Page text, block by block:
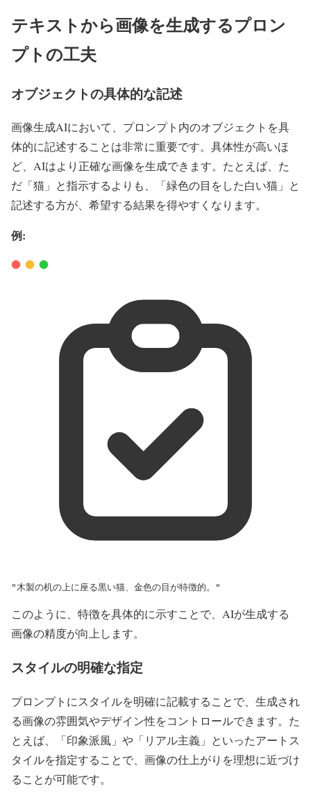
テキストから画像を生成するプロン
プトの工夫
オブジェクトの具体的な記述
画像生成AIにおいて、プロンプト内のオブジェクトを具
体的に記述することは非常に重要です。具体性が高いほ
ど、AIはより正確な画像を生成できます。たとえば、た
だ「猫」と指示するよりも、「緑色の目をした白い猫」と
記述する方が、希望する結果を得やすくなります。
例:
"木製の机の上に座る黒い猫、金色の目が特徴的。"
このように、特徴を具体的に示すことで、AIが生成する
画像の精度が向上します。
スタイルの明確な指定
プロンプトにスタイルを明確に記載することで、生成され
る画像の雰囲気やデザイン性をコントロールできます。た
とえば、「印象派風」や「リアル主義」といったアートス
タイルを指定することで、画像の仕上がりを理想に近づけ
ることが可能です。